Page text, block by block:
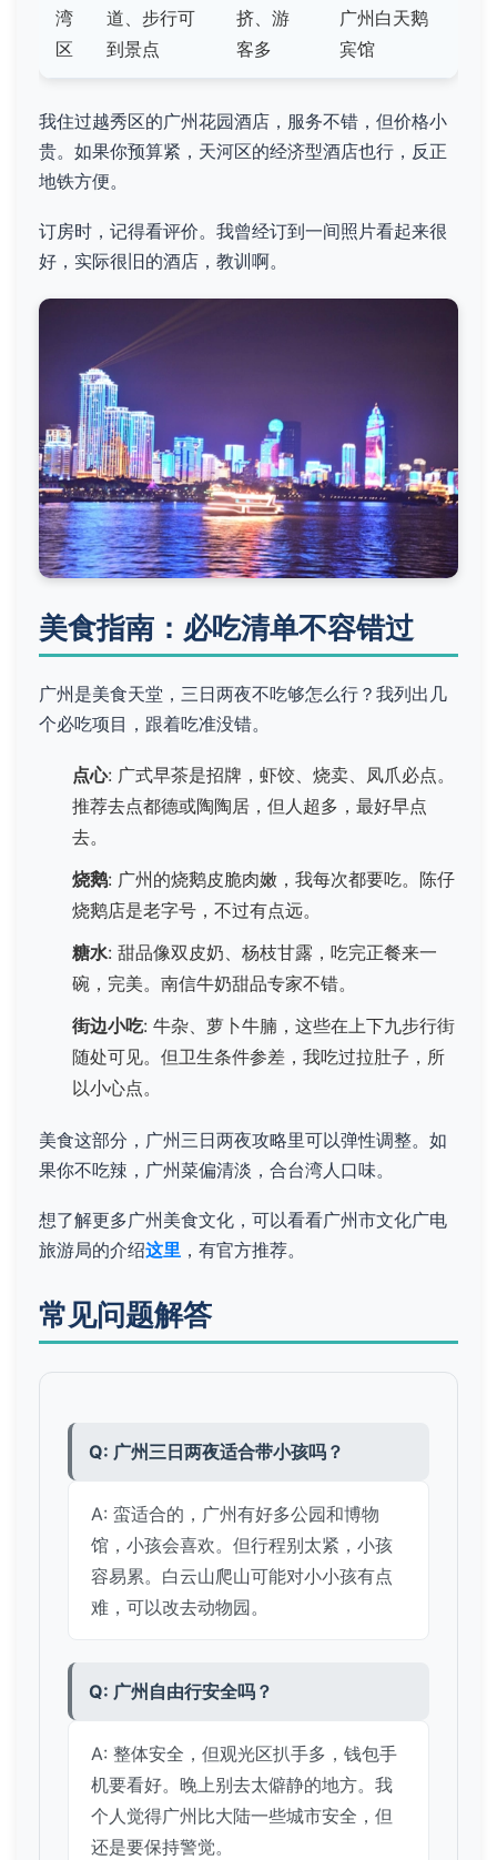
湾
区
道、步行可
到景点
挤、游
客多
广州白天鹅
宾馆
我住过越秀区的广州花园酒店，服务不错，但价格小
贵。如果你预算紧，天河区的经济型酒店也行，反正
地铁方便。
订房时，记得看评价。我曾经订到一间照片看起来很
好，实际很旧的酒店，教训啊。
美食指南：必吃清单不容错过
广州是美食天堂，三日两夜不吃够怎么行？我列出几
个必吃项目，跟着吃准没错。
点心: 广式早茶是招牌，虾饺、烧卖、凤爪必点。
推荐去点都德或陶陶居，但人超多，最好早点
去。
烧鹅: 广州的烧鹅皮脆肉嫩，我每次都要吃。陈仔
烧鹅店是老字号，不过有点远。
糖水: 甜品像双皮奶、杨枝甘露，吃完正餐来一
碗，完美。南信牛奶甜品专家不错。
街边小吃: 牛杂、萝卜牛腩，这些在上下九步行街
随处可见。但卫生条件参差，我吃过拉肚子，所
以小心点。
美食这部分，广州三日两夜攻略里可以弹性调整。如
果你不吃辣，广州菜偏清淡，合台湾人口味。
想了解更多广州美食文化，可以看看广州市文化广电
旅游局的介绍这里 ，有官方推荐。
常见问题解答
Q: 广州三日两夜适合带小孩吗？
A: 蛮适合的，广州有好多公园和博物
馆，小孩会喜欢。但行程别太紧，小孩
容易累。白云山爬山可能对小小孩有点
难，可以改去动物园。
Q: 广州自由行安全吗？
A: 整体安全，但观光区扒手多，钱包手
机要看好。晚上别去太僻静的地方。我
个人觉得广州比大陆一些城市安全，但
还是要保持警觉。